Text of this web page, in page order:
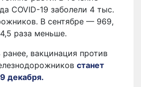
COVID-19 заболели 4 тыс.
В сентябре — 969,
раза меньше.
вакцинация против
станет
декабря.